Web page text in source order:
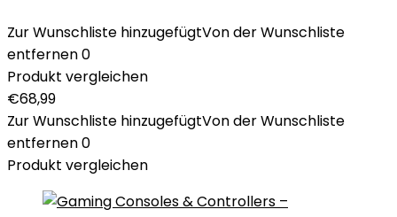
Zur Wunschliste hinzugefügtVon der Wunschliste
entfernen0
Produkt vergleichen
€68,99
Zur Wunschliste hinzugefügtVon der Wunschliste
entfernen0
Produkt vergleichen